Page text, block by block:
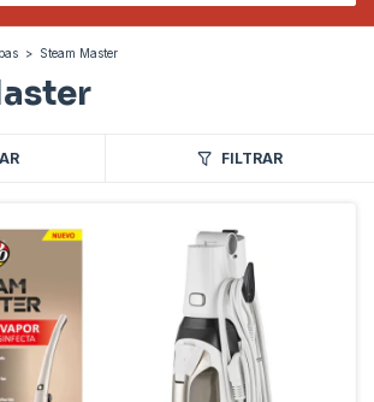
> Steam Master
FILTRAR